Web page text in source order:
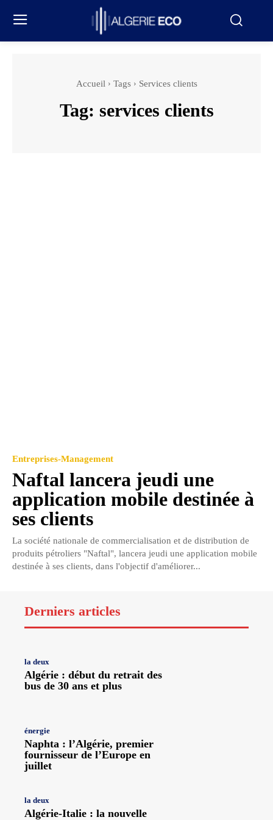
Accueil Tags Services clients
Tag: services clients
Entreprises-Management
Naftal lancera jeudi une
application mobile destinée à
ses clients
La société nationale de commercialisation et de distribution de
produits pétroliers "Naftal", lancera jeudi une application mobile
destinée à ses clients, dans l'objectif d'améliorer...
Derniers articles
la deux
Algérie : début du retrait des
bus de 30 ans et plus
énergie
Naphta : l’Algérie, premier
fournisseur de l’Europe en
juillet
la deux
Algérie-Italie : la nouvelle